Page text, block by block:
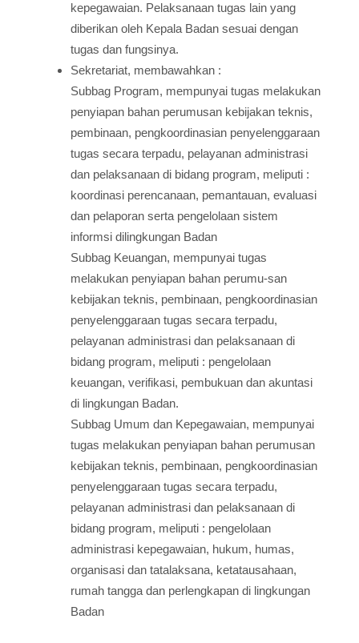
kepegawaian. Pelaksanaan tugas lain yang
diberikan oleh Kepala Badan sesuai dengan
tugas dan fungsinya.
Sekretariat, membawahkan :
Subbag Program, mempunyai tugas melakukan
penyiapan bahan perumusan kebijakan teknis,
pembinaan, pengkoordinasian penyelenggaraan
tugas secara terpadu, pelayanan administrasi
dan pelaksanaan di bidang program, meliputi :
koordinasi perencanaan, pemantauan, evaluasi
dan pelaporan serta pengelolaan sistem
informsi dilingkungan Badan
Subbag Keuangan, mempunyai tugas
melakukan penyiapan bahan perumu-san
kebijakan teknis, pembinaan, pengkoordinasian
penyelenggaraan tugas secara terpadu,
pelayanan administrasi dan pelaksanaan di
bidang program, meliputi : pengelolaan
keuangan, verifikasi, pembukuan dan akuntasi
di lingkungan Badan.
Subbag Umum dan Kepegawaian, mempunyai
tugas melakukan penyiapan bahan perumusan
kebijakan teknis, pembinaan, pengkoordinasian
penyelenggaraan tugas secara terpadu,
pelayanan administrasi dan pelaksanaan di
bidang program, meliputi : pengelolaan
administrasi kepegawaian, hukum, humas,
organisasi dan tatalaksana, ketatausahaan,
rumah tangga dan perlengkapan di lingkungan
Badan